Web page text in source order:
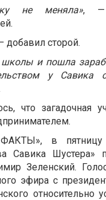
не меняла», —
добавил сторой.
школы и пошла
у Савика
что загадочная
в
Савика Шустера»
Зеленский.
эфира с
относительно